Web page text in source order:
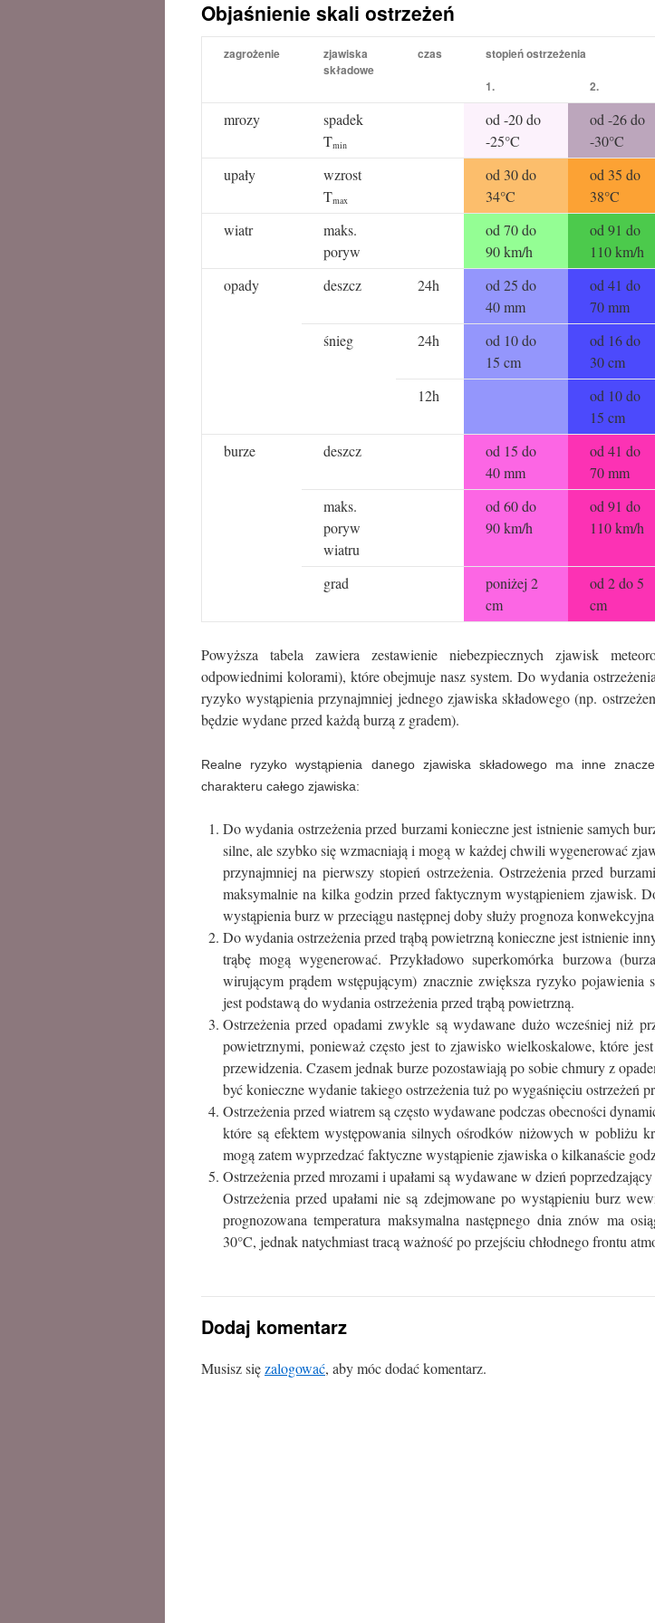
treści
Objaśnienie skali ostrzeżeń
zagrożenie
zjawiska
składowe
czas
stopień ostrzeżenia
1.
2.
mrozy
spadek
Tmin
od -20 do
-25°C
od -26 do
-30°C
upały
wzrost
Tmax
od 30 do
34°C
od 35 do
38°C
wiatr
maks.
poryw
od 70 do
90 km/h
od 91 do
110 km/h
opady
deszcz 24h
od 25 do
40 mm
od 41 do
70 mm
śnieg
24h
od 10 do
15 cm
od 16 do
30 cm
12h
od 10 do
15 cm
burze
deszcz
od 15 do
40 mm
od 41 do
70 mm
maks.
poryw
wiatru
od 60 do
90 km/h
od 91 do
110 km/h
grad
poniżej 2
cm
od 2 do 5
cm
Powyższa tabela zawiera zestawienie niebezpiecznych zjawisk
odpowiednimi kolorami), które obejmuje nasz system. Do wydania
ryzyko wystąpienia przynajmniej jednego zjawiska składowego (np.
będzie wydane przed każdą burzą z gradem).
Realne ryzyko wystąpienia danego zjawiska składowego ma inne
charakteru całego zjawiska:
Do wydania ostrzeżenia przed burzami konieczne jest istnienie samych
silne, ale szybko się wzmacniają i mogą w każdej chwili wygenerować
przynajmniej na pierwszy stopień ostrzeżenia. Ostrzeżenia przed
maksymalnie na kilka godzin przed faktycznym wystąpieniem zjawisk.
wystąpienia burz w przeciągu następnej doby służy prognoza
Do wydania ostrzeżenia przed trąbą powietrzną konieczne jest istnienie
trąbę mogą wygenerować. Przykładowo superkomórka burzowa
wirującym prądem wstępującym) znacznie zwiększa ryzyko pojawienia
jest podstawą do wydania ostrzeżenia przed trąbą powietrzną.
Ostrzeżenia przed opadami zwykle są wydawane dużo wcześniej niż
powietrznymi, ponieważ często jest to zjawisko wielkoskalowe, które
przewidzenia. Czasem jednak burze pozostawiają po sobie chmury z
być konieczne wydanie takiego ostrzeżenia tuż po wygaśnięciu ostrzeżeń
Ostrzeżenia przed wiatrem są często wydawane podczas obecności
które są efektem występowania silnych ośrodków niżowych w pobliżu
mogą zatem wyprzedzać faktyczne wystąpienie zjawiska o kilkanaście
Ostrzeżenia przed mrozami i upałami są wydawane w dzień
Ostrzeżenia przed upałami nie są zdejmowane po wystąpieniu burz
prognozowana temperatura maksymalna następnego dnia znów ma
30°C, jednak natychmiast tracą ważność po przejściu chłodnego frontu
Dodaj komentarz
Musisz sięzalogować, aby móc dodać komentarz.